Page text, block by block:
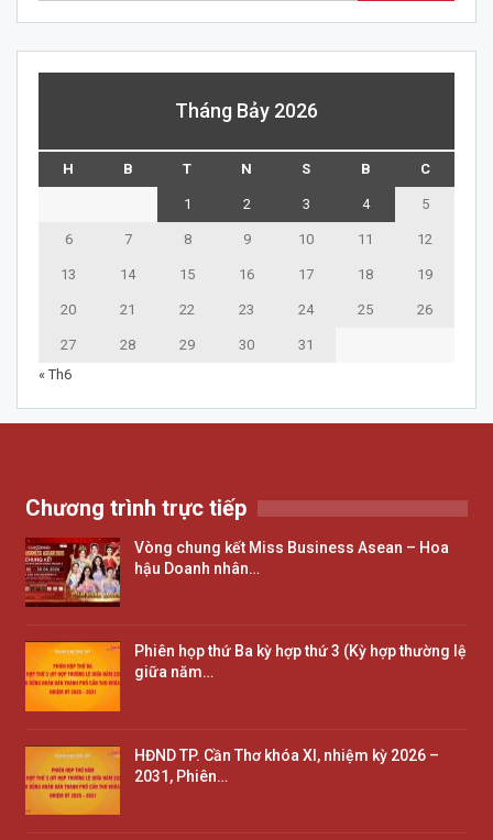
Tháng Bảy 2026
H B T N S B C
1 2 3 4 5
6 7 8 9 10 11 12
13 14 15 16 17 18 19
20 21 22 23 24 25 26
27 28 29 30
31
« Th6
Chương trình trực tiếp
Vòng chung kết Miss Business Asean – Hoa
hậu Doanh nhân…
Phiên họp thứ Ba kỳ hợp thứ 3 (Kỳ hợp thường lệ
giữa năm…
HĐND TP. Cần Thơ khóa XI, nhiệm kỳ 2026 –
2031, Phiên…